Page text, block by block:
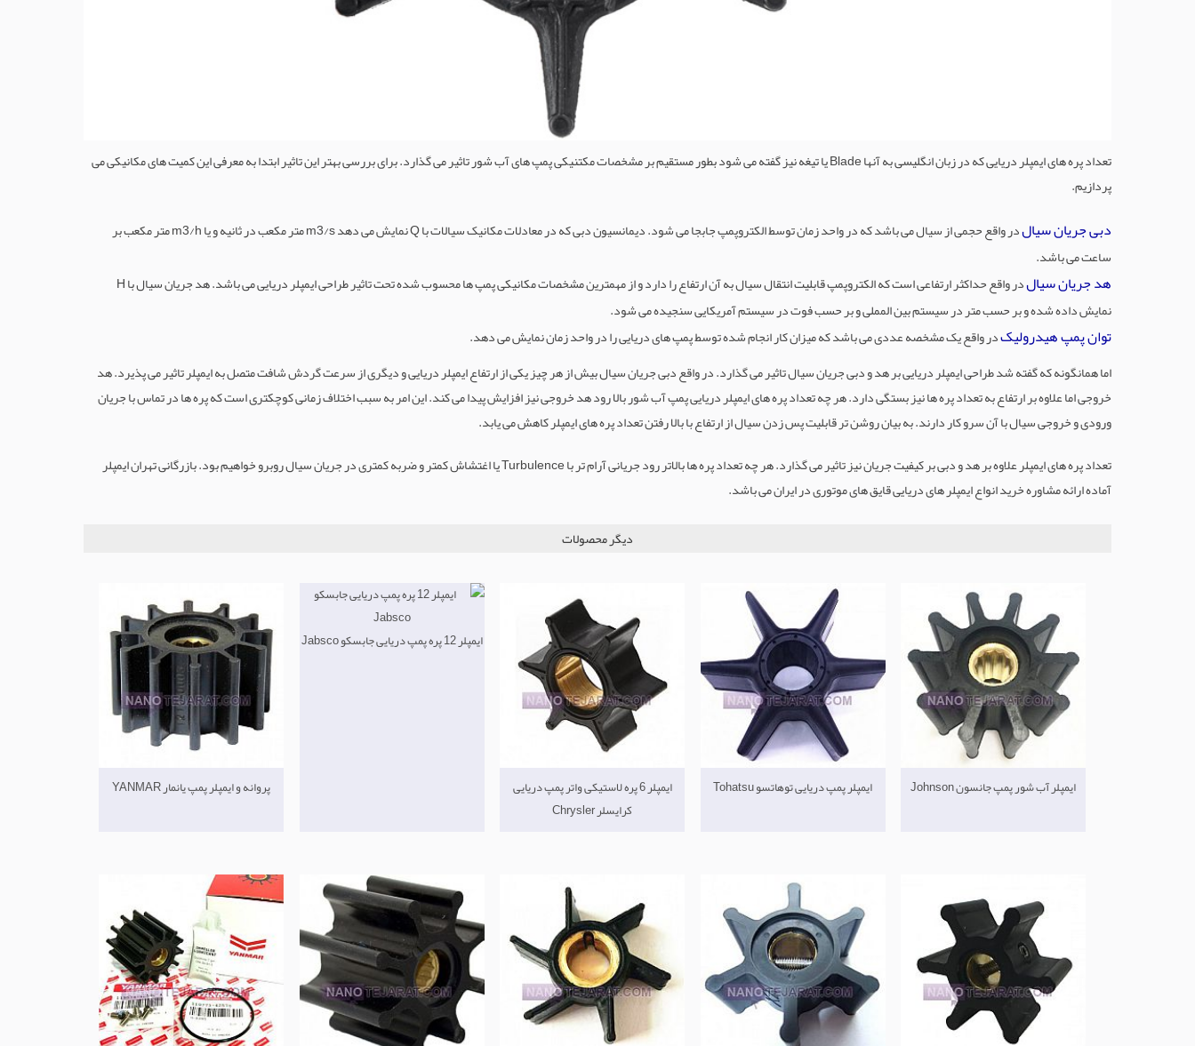
تعداد پره های ایمپلر دریایی که در زبان انگلیسی به آنها Blade یا تیغه نیز گفته می شود بطور مستقیم بر مشخصات مکتنیکی پمپ های آب شور تاثیر می گذارد. برای بررسی بهتر این تاثیر ابتدا به معرفی این کمیت های مکانیکی می
پردازیم.
دبی جریان سیال
در واقع حجمی از سیال می باشد که در واحد زمان توسط الکتروپمپ جابجا می شود. دیمانسیون دبی که در معادلات مکانیک سیالات با Q نمایش می دهد m3/s متر مکعب در ثانیه و یا m3/h متر مکعب بر
ساعت می باشد.
هد جریان سیال
در واقع حداکثر ارتفاعی است که الکتروپمپ قابلیت انتقال سیال به آن ارتفاع را دارد و از مهمترین مشخصات مکانیکی پمپ ها محسوب شده تحت تاثیر طراحی ایمپلر دریایی می باشد. هد جریان سیال با H
نمایش داده شده و بر حسب متر در سیستم بین المملی و بر حسب فوت در سیستم آمریکایی سنجیده می شود.
توان پمپ هیدرولیکدر واقع یک مشخصه عددی می باشد که میزان کار انجام شده توسط پمپ های دریایی را در واحد زمان نمایش می دهد.
اما همانگونه که گفته شد طراحی ایمپلر دریایی بر هد و دبی جریان سیال تاثیر می گذارد. در واقع دبی جریان سیال بیش از هر چیز یکی از ارتفاع ایمپلر دریایی و دیگری از سرعت گردش شافت متصل به ایمپلر تاثیر می پذیرد. هد
خروجی اما علاوه بر ارتفاع به تعداد پره ها نیز بستگی دارد. هر چه تعداد پره های ایمپلر دریایی پمپ آب شور بالا رود هد خروجی نیز افزایش پیدا می کند. این امر به سبب اختلاف زمانی کوچکتری است که پره ها در تماس با جریان
ورودی و خروجی سیال با آن سرو کار دارند. به بیان روشن تر قابلیت پس زدن سیال از ارتفاع با بالا رفتن تعداد پره های ایمپلر کاهش می یابد.
تعداد پره های ایمپلر علاوه بر هد و دبی بر کیفیت جریان نیز تاثیر می گذارد. هر چه تعداد پره ها بالاتر رود جریانی آرام تر با Turbulence یا اغتشاش کمتر و ضربه کمتری در جریان سیال روبرو خواهیم بود. بازرگانی تهران ایمپلر
آماده ارائه مشاوره خرید انواع ایمپلر های دریایی قایق های موتوری در ایران می باشد.
دیگر محصولات
پروانه و ایمپلر پمپ یانمار YANMAR
ایمپلر 12 پره پمپ دریایی جابسکو Jabsco
ایمپلر 6 پره لاستیکی واتر پمپ دریایی
کرایسلر Chrysler
ایمپلر پمپ دریایی توهاتسو Tohatsu ایمپلر آب شور پمپ جانسون Johnson